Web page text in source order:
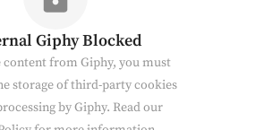
Giphy Blocked
content from Giphy, you must
storage of third-party cookies